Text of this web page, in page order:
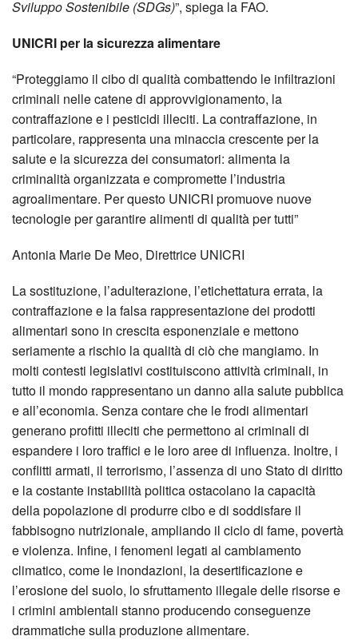
Sviluppo Sostenibile (SDGs)”, spiega la FAO.
UNICRI per la sicurezza alimentare
“Proteggiamo il cibo di qualità combattendo le infiltrazioni
criminali nelle catene di approvvigionamento, la
contraffazione e i pesticidi illeciti. La contraffazione, in
particolare, rappresenta una minaccia crescente per la
salute e la sicurezza dei consumatori: alimenta la
criminalità organizzata e compromette l’industria
agroalimentare. Per questo UNICRI promuove nuove
tecnologie per garantire alimenti di qualità per tutti”
Antonia Marie De Meo, Direttrice UNICRI
La sostituzione, l’adulterazione, l’etichettatura errata, la
contraffazione e la falsa rappresentazione dei prodotti
alimentari sono in crescita esponenziale e mettono
seriamente a rischio la qualità di ciò che mangiamo. In
molti contesti legislativi costituiscono attività criminali, in
tutto il mondo rappresentano un danno alla salute pubblica
e all’economia. Senza contare che le frodi alimentari
generano profitti illeciti che permettono ai criminali di
espandere i loro traffici e le loro aree di influenza. Inoltre, i
conflitti armati, il terrorismo, l’assenza di uno Stato di diritto
e la costante instabilità politica ostacolano la capacità
della popolazione di produrre cibo e di soddisfare il
fabbisogno nutrizionale, ampliando il ciclo di fame, povertà
e violenza. Infine, i fenomeni legati al cambiamento
climatico, come le inondazioni, la desertificazione e
l’erosione del suolo, lo sfruttamento illegale delle risorse e
i crimini ambientali stanno producendo conseguenze
drammatiche sulla produzione alimentare.